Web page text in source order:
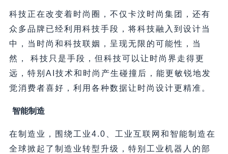
科技正在改变着时尚圈，不仅卡汶时尚集团，还有
众多品牌已经利用科技手段，将科技融入到设计当
中，当时尚和科技联姻，呈现无限的可能性，当
然， 科技只是手段，但科技可以让时尚界走得更
远，特别AI技术和时尚产生碰撞后，能更敏锐地发
觉消费者喜好，利用各种数据让时尚设计更精准。
智能制造
在制造业，围绕工业4.0、工业互联网和智能制造在
全球掀起了制造业转型升级，特别工业机器人的部